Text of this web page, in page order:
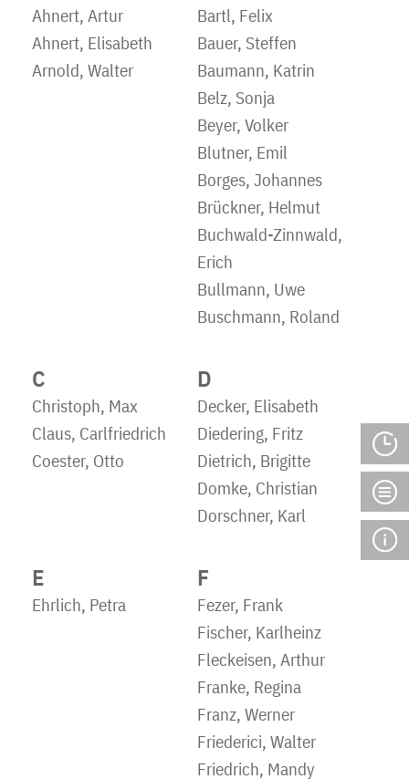
Ahnert, Artur
Ahnert, Elisabeth
Arnold, Walter
Bartl, Felix
Bauer, Steffen
Baumann, Katrin
Belz, Sonja
Beyer, Volker
Blutner, Emil
Borges, Johannes
Brückner, Helmut
Buchwald-Zinnwald,
Erich
Bullmann, Uwe
Buschmann, Roland
C
Christoph, Max
Claus, Carlfriedrich
Coester, Otto
D
Decker, Elisabeth
Diedering, Fritz
Dietrich, Brigitte
Domke, Christian
Dorschner, Karl
E
Ehrlich, Petra
F
Fezer, Frank
Fischer, Karlheinz
Fleckeisen, Arthur
Franke, Regina
Franz, Werner
Friederici, Walter
Friedrich, Mandy